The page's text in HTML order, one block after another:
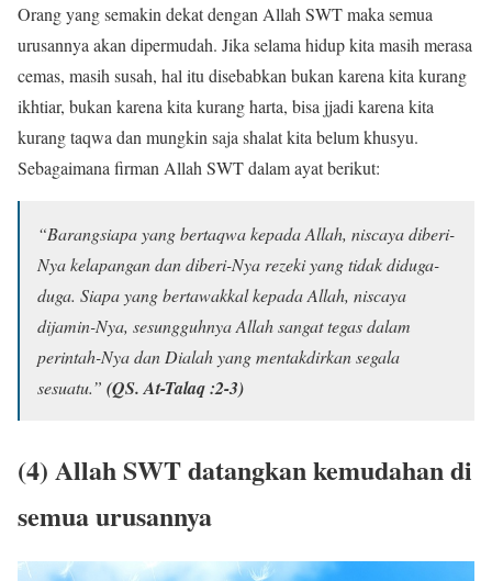
Orang yang semakin dekat dengan Allah SWT maka semua
urusannya akan dipermudah. Jika selama hidup kita masih merasa
cemas, masih susah, hal itu disebabkan bukan karena kita kurang
ikhtiar, bukan karena kita kurang harta, bisa jjadi karena kita
kurang taqwa dan mungkin saja shalat kita belum khusyu.
Sebagaimana firman Allah SWT dalam ayat berikut:
“Barangsiapa yang bertaqwa kepada Allah, niscaya diberi-
Nya kelapangan dan diberi-Nya rezeki yang tidak diduga-
duga. Siapa yang bertawakkal kepada Allah, niscaya
dijamin-Nya, sesungguhnya Allah sangat tegas dalam
perintah-Nya dan Dialah yang mentakdirkan segala
sesuatu.” (QS. At-Talaq :2-3)
(4) Allah SWT datangkan kemudahan di
semua urusannya